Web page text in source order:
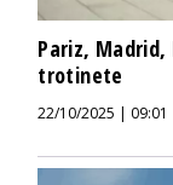
Pariz,
trotinete
22/10/2025 | 09:01